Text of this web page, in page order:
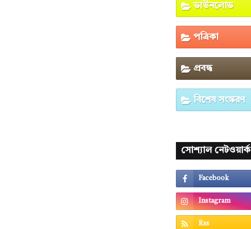
ডাউনলোড
পত্রিকা
প্রবন্ধ
বিশেষ সংস্করণ
সোশ্যাল নেটওয়ার্ক